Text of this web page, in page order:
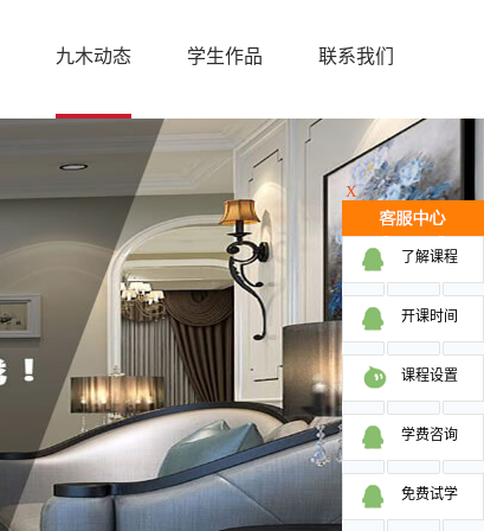
九木动态 学生作品 联系我们
X
了解课程
开课时间
课程设置
学费咨询
免费试学